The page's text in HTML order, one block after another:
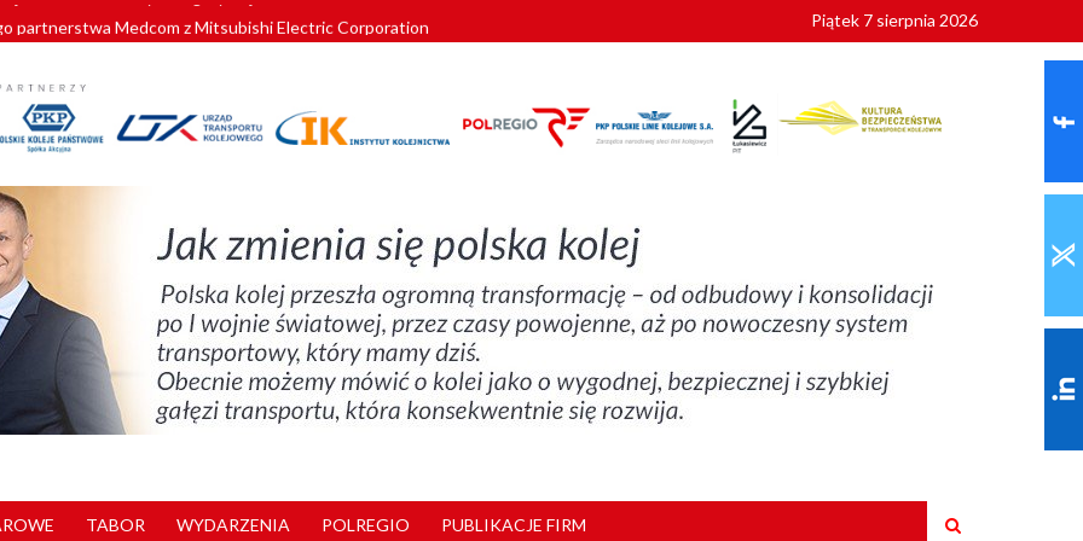
partnerstwa Medcom z Mitsubishi Electric Corporation
znów szuka dostawcy nowych EZT
kolejowych w północnej Wielkopolsce. Łatwiejsze dojazdy do pracy i szkoły
nowe standardy kategoryzacji dworców
Piątek 7 sierpnia 2026
TABOR WYDARZENIA POLREGIO PUBLIKACJE FIRM